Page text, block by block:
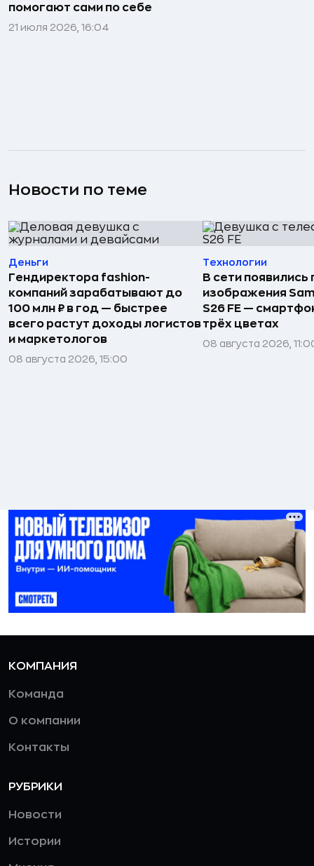
помогают сами по себе
21 июля 2026, 16:04
Новости по теме
Деньги
Гендиректора fashion-
компаний зарабатывают до
100 млн ₽ в год — быстрее
всего растут доходы логистов
и маркетологов
08 августа 2026, 15:00
Технологии
В сети появились
изображения
S26 FE —
трёх цветах
08 августа 2026,
КОМПАНИЯ
Команда
О компании
Контакты
РУБРИКИ
Новости
Истории